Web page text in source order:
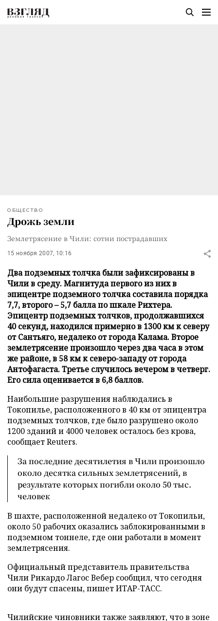
ОБЩЕСТВО
Дрожь земли
Землетрясение в Чили: сотни пострадавших
15 ноября 2007, 10:16
Два подземных толчка были зафиксированы в
Чили в среду. Магнитуда первого из них в
эпицентре подземного толчка составила порядка
7,7, второго – 5,7 балла по шкале Рихтера.
Эпицентр подземных толчков, продолжавшихся
40 секунд, находился примерно в 1300 км к северу
от Сантьяго, недалеко от города Калама. Второе
землетрясение произошло через два часа в этом
же районе, в 58 км к северо-западу от города
Антофагаста. Третье случилось вечером в четверг.
Его сила оценивается в 6,8 баллов.
Наибольшие разрушения наблюдались в
Токопилье, расположенного в 40 км от эпицентра
подземных толчков, где было разрушено около
1200 зданий и 4000 человек осталось без крова,
сообщает Reuters.
За последние десятилетия в Чили произошло
около десятка сильных землетрясений, в
результате которых погибли около 50 тыс.
человек
В шахте, расположенной недалеко от Токопильи,
около 50 рабочих оказались заблокированными в
подземном тоннеле, где они работали в момент
землетрясения.
Официальный представитель правительства
Чили Рикардо Лагос Вебер сообщил, что сегодня
они будут спасены, пишет ИТАР-ТАСС.
Чилийские чиновники также заявляют, что в зоне